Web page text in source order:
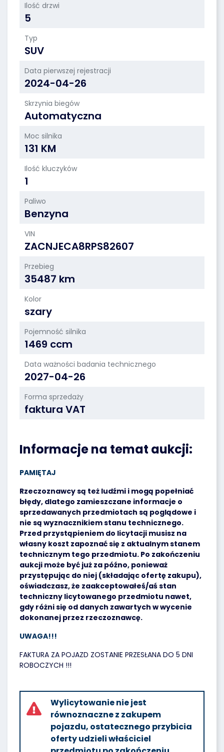
Ilość drzwi
5
Typ
SUV
Data pierwszej rejestracji
2024-04-26
Skrzynia biegów
Automatyczna
Moc silnika
131 KM
Ilość kluczyków
1
Paliwo
Benzyna
VIN
ZACNJECA8RPS82607
Przebieg
35487 km
Kolor
szary
Pojemność silnika
1469 ccm
Data ważności badania technicznego
2027-04-26
Forma sprzedaży
faktura VAT
Informacje na temat aukcji:
PAMIĘTAJ
Rzeczoznawcy są też ludźmi i mogą popełniać
błędy, dlatego zamieszczane informacje o
sprzedawanych przedmiotach są poglądowe i
nie są wyznacznikiem stanu technicznego.
Przed przystąpieniem do licytacji musisz na
własny koszt zapoznać się z aktualnym stanem
technicznym tego przedmiotu. Po zakończeniu
aukcji może być już za późno, ponieważ
przystępując do niej (składając ofertę zakupu),
oświadczasz, że zaakceptowałeś/aś stan
techniczny licytowanego przedmiotu nawet,
gdy różni się od danych zawartych w wycenie
dokonanej przez rzeczoznawcę.
UWAGA!!!
FAKTURA ZA POJAZD ZOSTANIE PRZESŁANA DO 5 DNI
ROBOCZYCH !!!
Wylicytowanie nie jest
równoznaczne z zakupem
pojazdu, ostatecznego przybicia
oferty udzieli właściciel